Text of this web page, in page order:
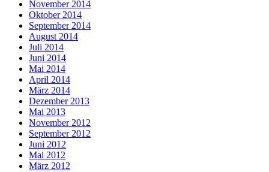
November 2014
Oktober 2014
September 2014
August 2014
Juli 2014
Juni 2014
Mai 2014
April 2014
März 2014
Dezember 2013
Mai 2013
November 2012
September 2012
Juni 2012
Mai 2012
März 2012